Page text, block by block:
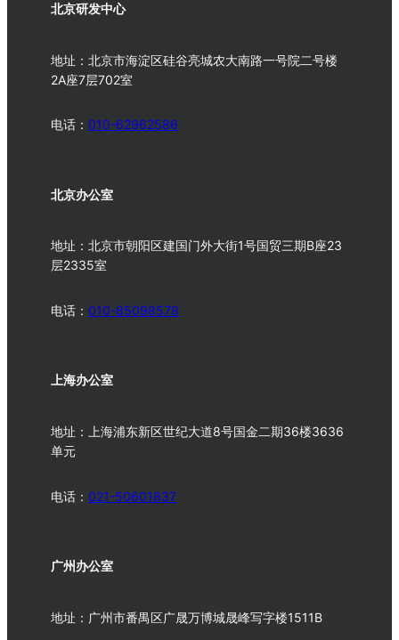
北京研发中心
地址：北京市海淀区硅谷亮城农大南路一号院二号楼
2A座7层702室
电话：010-62962586
北京办公室
地址：北京市朝阳区建国门外大街1号国贸三期B座23
层2335室
电话：010-85098578
上海办公室
地址：上海浦东新区世纪大道8号国金二期36楼3636
单元
电话：021-50601837
广州办公室
地址：广州市番禺区广晟万博城晟峰写字楼1511B